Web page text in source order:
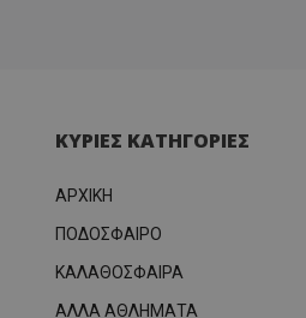
ΚΥΡΙΕΣ ΚΑΤΗΓΟΡΙΕΣ
ΑΡΧΙΚΗ
ΠΟΔΟΣΦΑΙΡΟ
ΚΑΛΑΘΟΣΦΑΙΡΑ
ΑΛΛΑ ΑΘΛΗΜΑΤΑ